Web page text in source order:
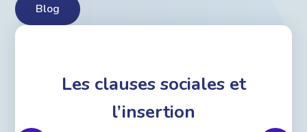
Blog
Les clauses sociales et
l’insertion